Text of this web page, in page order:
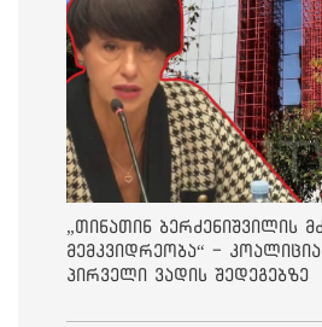
„თინათინ ბერძენიშვილის
მემკვიდრეობა“ - კოალიცია
პირველი ვადის შედეგებზე